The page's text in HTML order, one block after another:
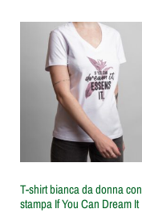
T-shirt bianca da donna con
stampa If You Can Dream It